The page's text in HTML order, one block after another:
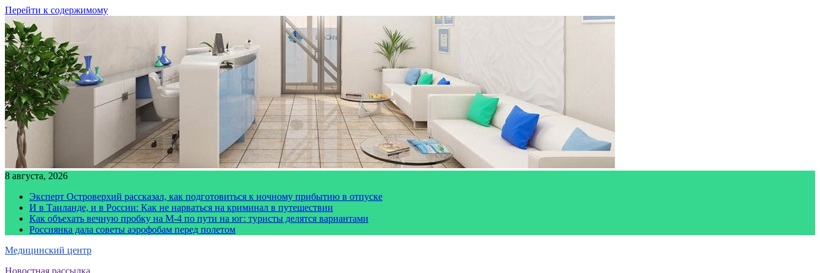
Перейти к содержимому
8 августа, 2026
Эксперт Островерхий рассказал, как подготовиться к ночному прибытию в отпуске
И в Таиланде, и в России: Как не нарваться на криминал в путешествии
Как объехать вечную пробку на М-4 по пути на юг: туристы делятся вариантами
Россиянка дала советы аэрофобам перед полетом
Медицинский центр
Новостная рассылка